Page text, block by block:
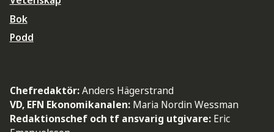
Bok
Podd
Chefredaktör:Anders Hägerstrand
VD, EFN Ekonomikanalen: Maria Nordin Wessman
Redaktionschef och tf ansvarig utgivare: Eric